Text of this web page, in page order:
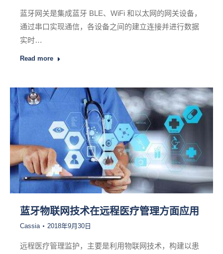
蓝牙网关是集成蓝牙 BLE、WiFi 和以太网的网关设备，
通过串口实现通信，各设备之间的建立连接并进行数据
实时…
Read more
蓝牙物联网技术在远程医疗管理方面应用
Cassia 2018年9月30日
远程医疗管理监护，主要是利用物联网技术，构建以患